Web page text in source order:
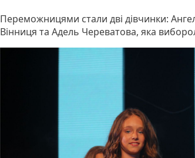
Переможницями стали дві дівчинки:
Вінниця та Адель Череватова, яка